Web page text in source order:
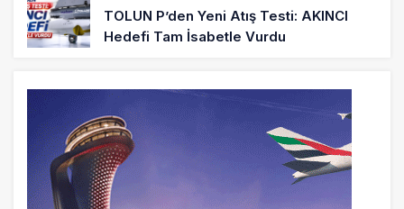
TOLUN P’den Yeni Atış Testi: AKINCI
Hedefi Tam İsabetle Vurdu
Türkiye’nin Milli Motor Projelerinde Yeni
Dönem: TEI TEKNOLOJİ Kuruldu
22 saat önce
SunExpress Günlük Yolcu Rekorunu 72